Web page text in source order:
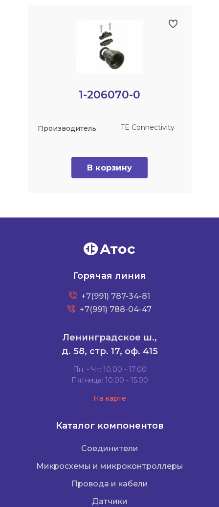
1-206070-0
Производитель TE Connectivity
В корзину
Атос
Горячая линия
+7(991) 787-34-81
+7(991) 788-04-47
Ленинградское ш.,
д. 58, стр. 17, оф. 415
Пн. - Чт: 10.00 - 17.00
Пятница: 10.00 - 15.00
На карте
Каталог компонентов
Соединители
Микросхемы и микроконтроллеры
Провода и кабели
Датчики